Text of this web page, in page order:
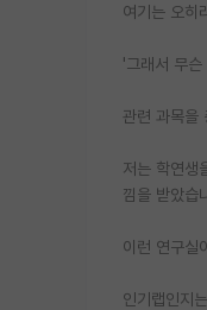
여기는 오히
'그래서 무슨
관련 과목을
저는 학연생
낌을 받았습
이런 연구실
인기랩인지